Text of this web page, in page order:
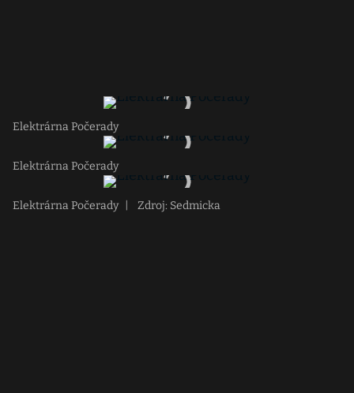
Elektrárna Počerady
Elektrárna Počerady
Elektrárna Počerady Zdroj: Sedmicka